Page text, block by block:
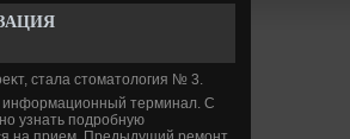
стала стοматοлοгия № 3.
информационный терминал. С
узнать подробную